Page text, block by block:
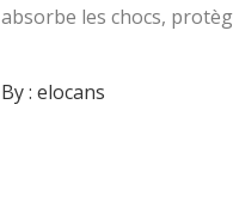
absorbe les chocs,
By : elocans